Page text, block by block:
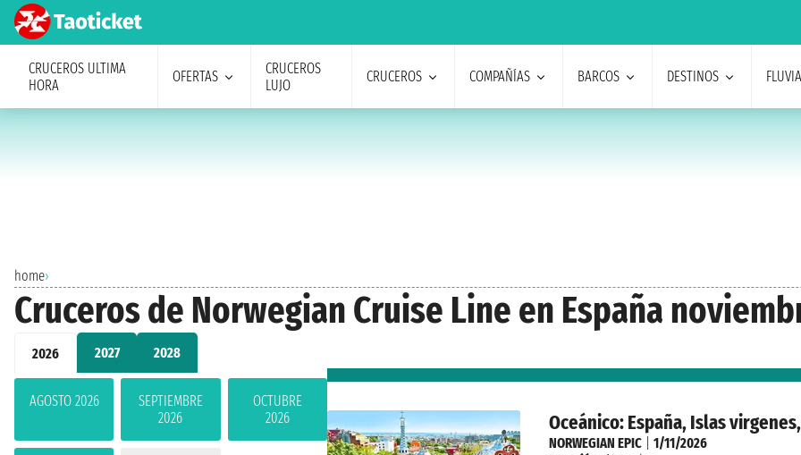
CRUCEROS ULTIMA
HORA
OFERTAS
CRUCEROS
LUJO
CRUCEROS COMPAÑÍAS BARCOS DESTINOS
home›
Cruceros de Norwegian Cruise Line en España
2026 2027 2028
AGOSTO 2026
SEPTIEMBRE
2026
OCTUBRE
2026
Oceánico: España, Islas
NORWEGIAN EPIC |1/11/2026